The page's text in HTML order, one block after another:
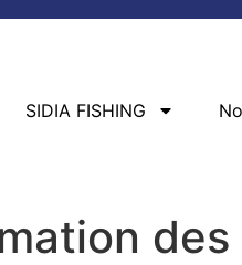
SIDIA FISHING
des